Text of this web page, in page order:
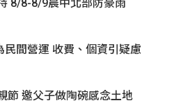
8/8-8/9晨中北部防豪雨
民間營運 收費、個資引疑慮
節 邀父子做陶碗感念土地